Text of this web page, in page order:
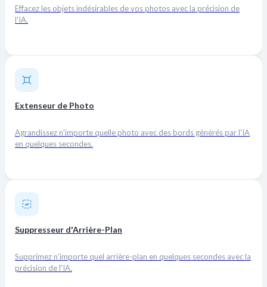
Effacez les objets indésirables de vos photos avec la précision de
l'IA.
Extenseur de Photo
Agrandissez n'importe quelle photo avec des bords générés par l'IA
en quelques secondes.
Suppresseur d'Arrière-Plan
Supprimez n'importe quel arrière-plan en quelques secondes avec la
précision de l'IA.